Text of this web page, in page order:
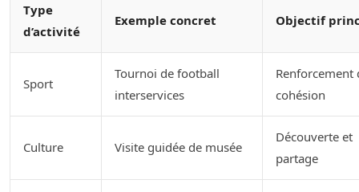
Type
d’activité
Exemple concret Objectif
Sport
Tournoi de football
interservices
Renforcement
cohésion
Culture Visite guidée de musée
Découverte et
partage